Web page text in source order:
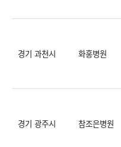
경기 과천시 화홍병원
경기 광주시 참조은병원